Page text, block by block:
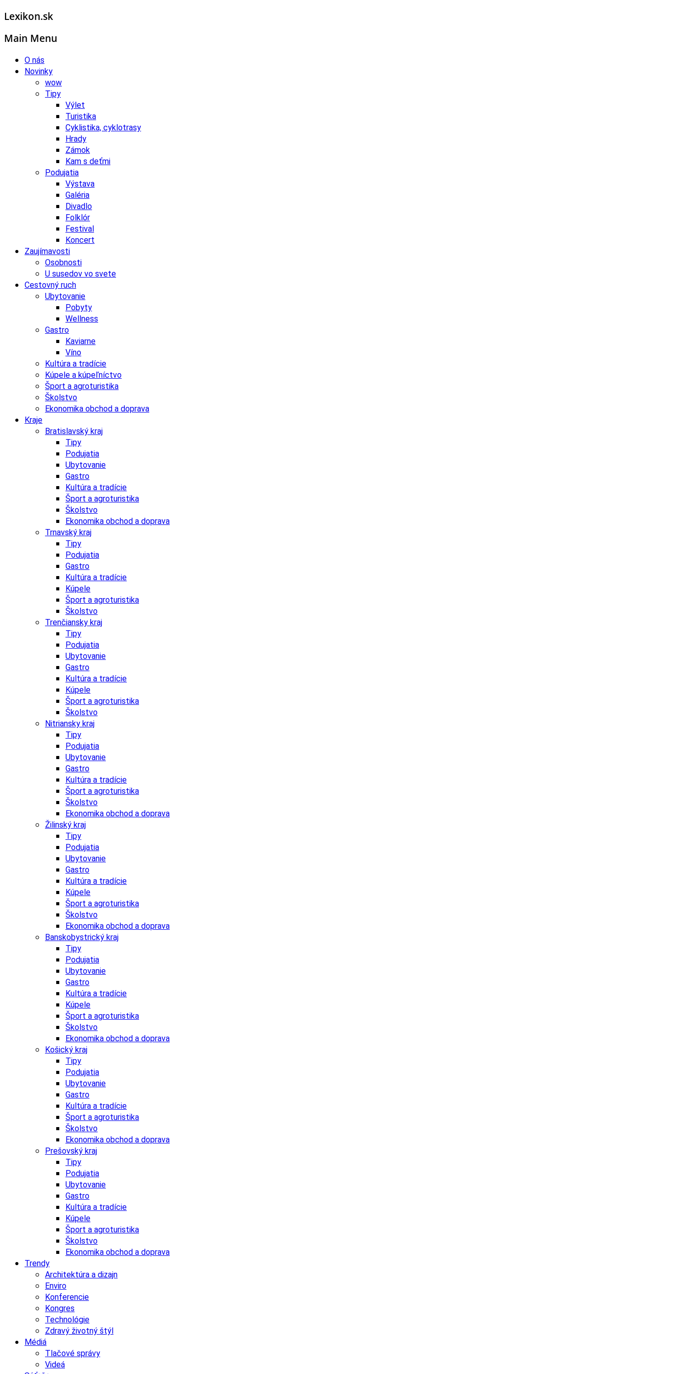
Lexikon.sk
Main Menu
O nás
Novinky
wow
Tipy
Výlet
Turistika
Cyklistika, cyklotrasy
Hrady
Zámok
Kam s deťmi
Podujatia
Výstava
Galéria
Divadlo
Folklór
Festival
Koncert
Zaujímavosti
Osobnosti
U susedov vo svete
Cestovný ruch
Ubytovanie
Pobyty
Wellness
Gastro
Kaviarne
Víno
Kultúra a tradície
Kúpele a kúpeľníctvo
Šport a agroturistika
Školstvo
Ekonomika obchod a doprava
Kraje
Bratislavský kraj
Tipy
Podujatia
Ubytovanie
Gastro
Kultúra a tradície
Šport a agroturistika
Školstvo
Ekonomika obchod a doprava
Trnavský kraj
Tipy
Podujatia
Gastro
Kultúra a tradície
Kúpele
Šport a agroturistika
Školstvo
Trenčiansky kraj
Tipy
Podujatia
Ubytovanie
Gastro
Kultúra a tradície
Kúpele
Šport a agroturistika
Školstvo
Nitriansky kraj
Tipy
Podujatia
Ubytovanie
Gastro
Kultúra a tradície
Šport a agroturistika
Školstvo
Ekonomika obchod a doprava
Žilinský kraj
Tipy
Podujatia
Ubytovanie
Gastro
Kultúra a tradície
Kúpele
Šport a agroturistika
Školstvo
Ekonomika obchod a doprava
Banskobystrický kraj
Tipy
Podujatia
Ubytovanie
Gastro
Kultúra a tradície
Kúpele
Šport a agroturistika
Školstvo
Ekonomika obchod a doprava
Košický kraj
Tipy
Podujatia
Ubytovanie
Gastro
Kultúra a tradície
Šport a agroturistika
Školstvo
Ekonomika obchod a doprava
Prešovský kraj
Tipy
Podujatia
Ubytovanie
Gastro
Kultúra a tradície
Kúpele
Šport a agroturistika
Školstvo
Ekonomika obchod a doprava
Trendy
Architektúra a dizajn
Enviro
Konferencie
Kongres
Technológie
Zdravý životný štýl
Médiá
Tlačové správy
Videá